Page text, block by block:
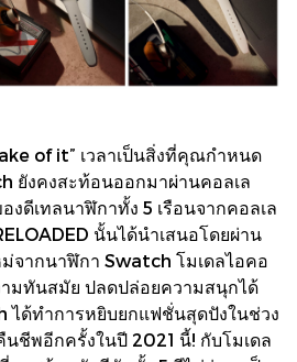
of it” เวลาเป็นสิ่งที่คุณกำหนด
ยังคงสะท้อนออกมาผ่านคอลเล
ดีเทลนาฬิกาทั้ง 5 เรือนจากคอลเล
นั้นได้นำเสนอโดยผ่าน
จากนาฬิกา Swatch โมเดลไอคอ
มทันสมัย ปลดปล่อยความสนุกได้
ได้ทำการหยิบยกแฟชั่นสุดปังในช่วง
ชีพอีกครั้งในปี 2021 นี้! กับโมเดล